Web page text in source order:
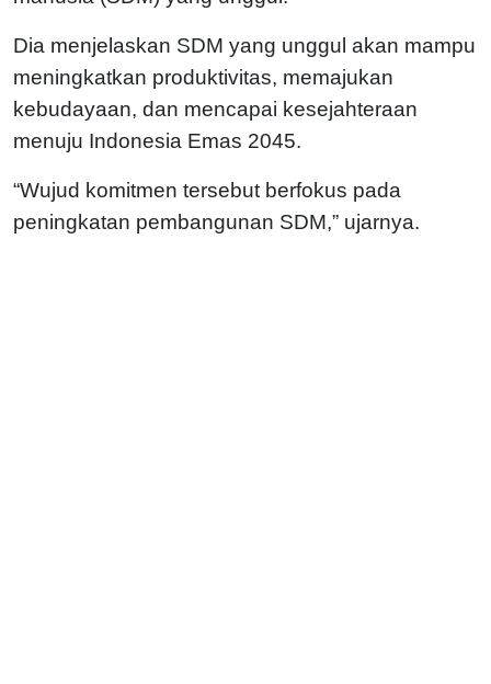
Dia menjelaskan SDM yang unggul akan mampu
meningkatkan produktivitas, memajukan
kebudayaan, dan mencapai kesejahteraan
menuju Indonesia Emas 2045.
“Wujud komitmen tersebut berfokus pada
peningkatan pembangunan SDM,” ujarnya.